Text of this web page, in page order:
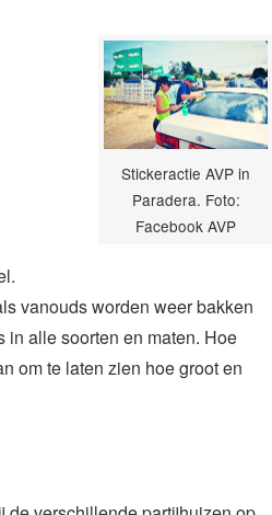
Stickeractie AVP in
Paradera. Foto:
Facebook AVP
vanouds worden weer bakken
in alle soorten en maten. Hoe
om te laten zien hoe groot en